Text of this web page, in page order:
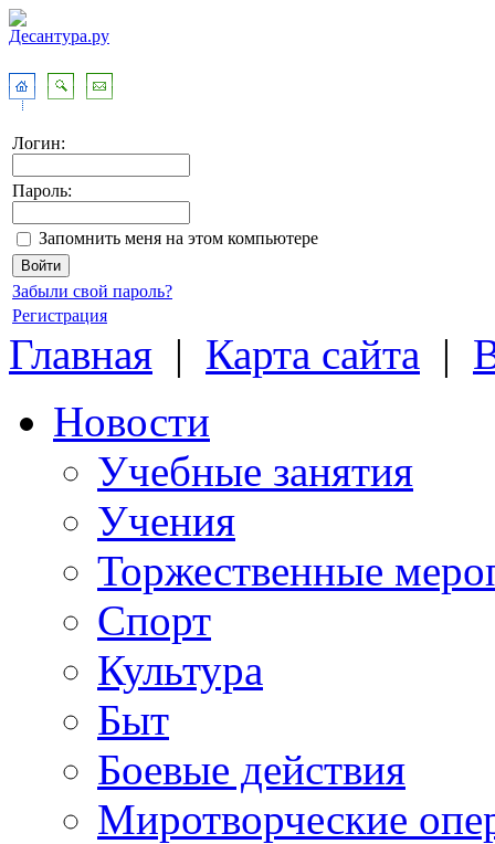
Логин:
Пароль:
Запомнить меня на этом компьютере
Забыли свой пароль?
Регистрация
Главная | Карта сайта |
Новости
Учебные занятия
Учения
Торжественные
Спорт
Культура
Быт
Боевые действия
Миротворческие